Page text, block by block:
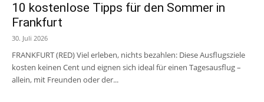
10 kostenlose Tipps für den Sommer in
Frankfurt
30. Juli 2026
FRANKFURT (RED) Viel erleben, nichts bezahlen: Diese Ausflugsziele
kosten keinen Cent und eignen sich ideal für einen Tagesausflug –
allein, mit Freunden oder der...